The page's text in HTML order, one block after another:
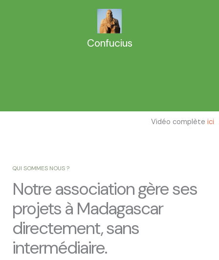
Confucius
Vidéo complète ici
QUI SOMMES NOUS ?
Notre association gère ses
projets à Madagascar
directement, sans
intermédiaire.